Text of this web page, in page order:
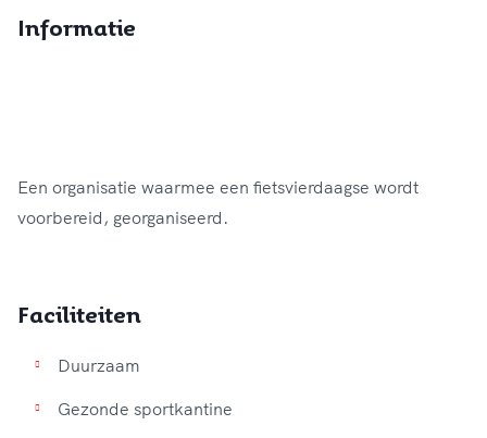
Informatie
Een organisatie waarmee een fietsvierdaagse wordt
Faciliteiten
Duurzaam
Gezonde sportkantine